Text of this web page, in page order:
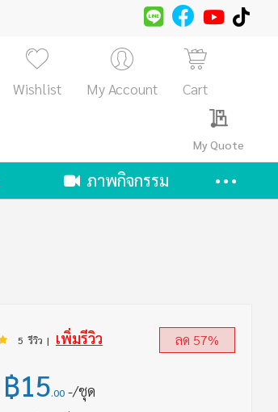
My Quote
Wishlist My Account Cart
ภาพกิจกรรม
100
% of100
5 รีวิว เพิ่มรีวิว
฿15.00 /ชุด
ลด 57%